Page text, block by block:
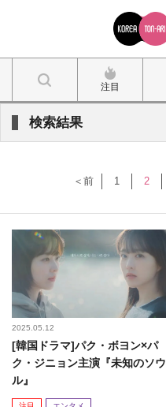
注目
検索結果
＜前 1 2
2025.05.12
[韓国ドラマ]パク・ボヨン×パ
ク・ジニョン主演『未知のソウ
ル』